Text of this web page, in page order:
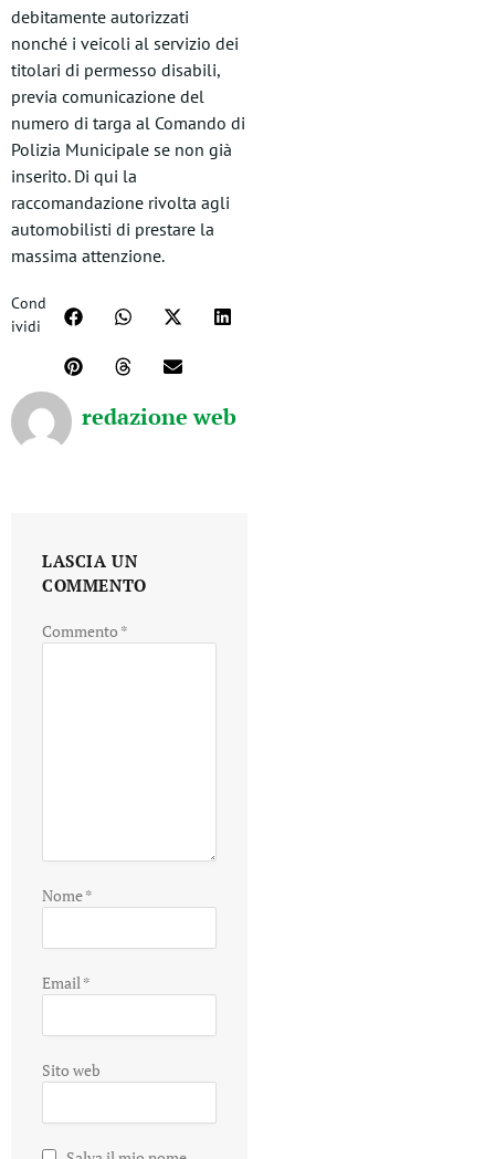
debitamente autorizzati
nonché i veicoli al servizio dei
titolari di permesso disabili,
previa comunicazione del
numero di targa al Comando di
Polizia Municipale se non già
inserito. Di qui la
raccomandazione rivolta agli
automobilisti di prestare la
massima attenzione.
Cond
ividi
redazione web
LASCIA UN
COMMENTO
Commento *
Nome*
Email*
Sito web